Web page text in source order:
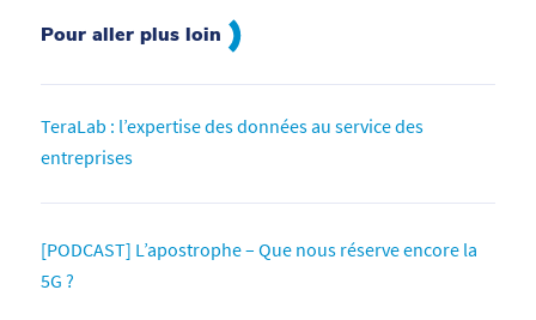
Pour aller plus loin
TeraLab : l’expertise des données au service des
entreprises
[PODCAST] L’apostrophe – Que nous réserve encore la
5G ?